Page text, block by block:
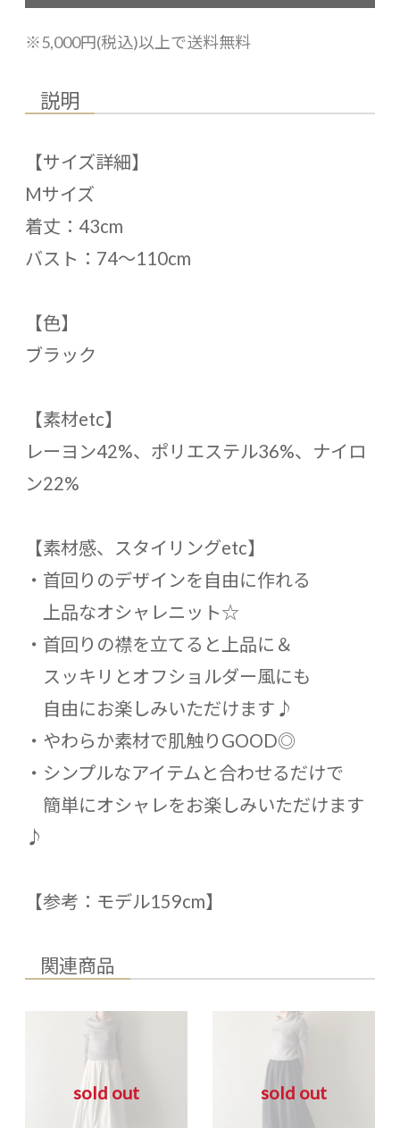
※5,000円(税込)以上で送料無料
説明
【サイズ詳細】
Mサイズ
着丈：43cm
バスト：74〜110cm
【色】
ブラック
【素材etc】
レーヨン42%、ポリエステル36%、ナイロ
ン22%
【素材感、スタイリングetc】
・首回りのデザインを自由に作れる
上品なオシャレニット☆
・首回りの襟を立てると上品に＆
スッキリとオフショルダー風にも
自由にお楽しみいただけます♪
・やわらか素材で肌触りGOOD◎
・シンプルなアイテムと合わせるだけで
簡単にオシャレをお楽しみいただけます
♪
【参考：モデル159cm】
関連商品
sold out sold out